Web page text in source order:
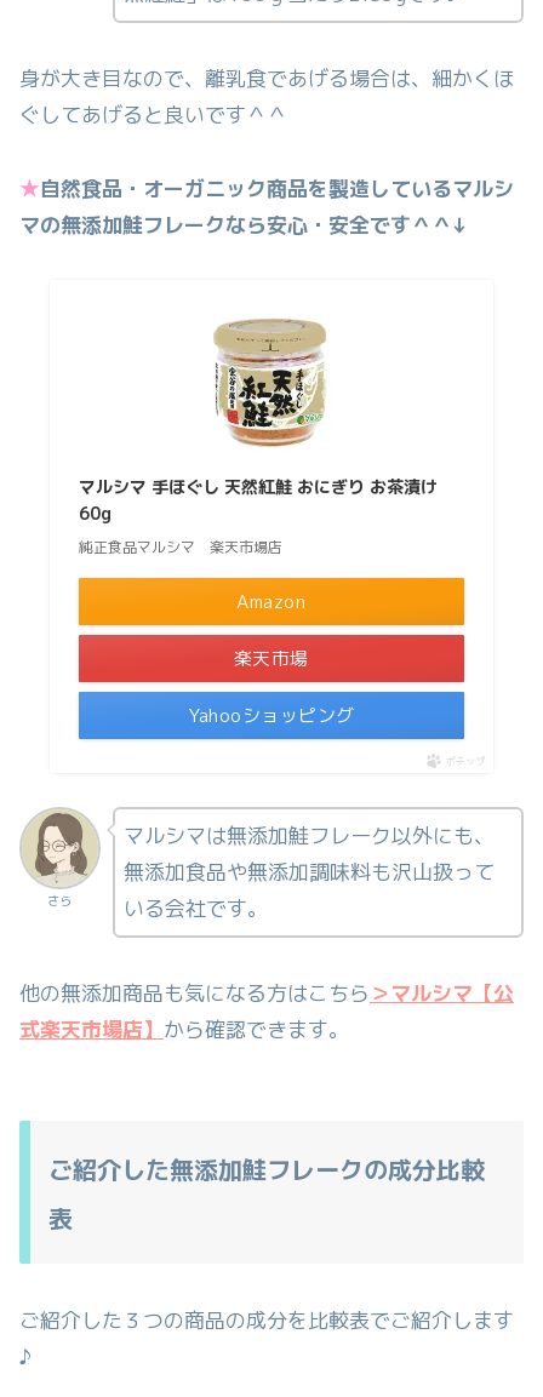
身が大き目なので、離乳食であげる場合は、細かくほ
ぐしてあげると良いです＾＾
★自然食品・オーガニック商品を製造しているマルシ
マの無添加鮭フレークなら安心・安全です＾＾↓
マルシマ 手ほぐし 天然紅鮭 おにぎり お茶漬け
60g
純正食品マルシマ 楽天市場店
Amazon
楽天市場
Yahooショッピング
ポチップ
さら
マルシマは無添加鮭フレーク以外にも、
無添加食品や無添加調味料も沢山扱って
いる会社です。
他の無添加商品も気になる方はこちら ＞マルシマ【公
式楽天市場店】 から確認できます。
ご紹介した無添加鮭フレークの成分比較
表
ご紹介した３つの商品の成分を比較表でご紹介します
♪